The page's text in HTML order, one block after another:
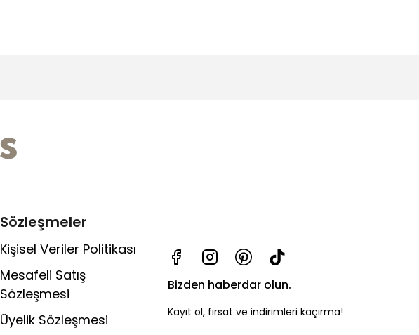
Sözleşmeler
Kişisel Veriler Politikası
Mesafeli Satış
Sözleşmesi
Üyelik Sözleşmesi
Bizden haberdar olun.
Kayıt ol, fırsat ve indirimleri kaçırma!